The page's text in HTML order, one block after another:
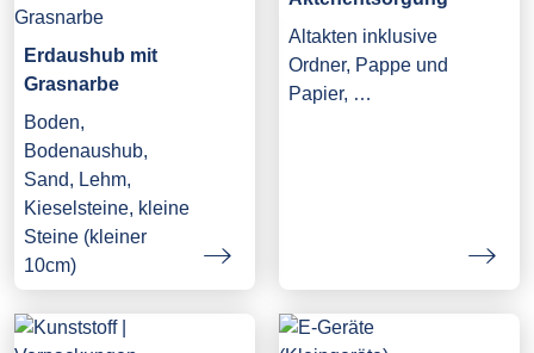
Erdaushub mit
Grasnarbe
Boden,
Bodenaushub,
Sand, Lehm,
Kieselsteine, kleine
Steine (kleiner
10cm)
Altakten inklusive
Ordner, Pappe und
Papier, …